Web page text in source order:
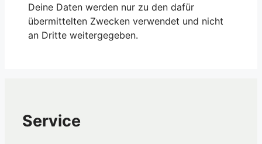
Deine Daten werden nur zu den dafür
übermittelten Zwecken verwendet und nicht
an Dritte weitergegeben.
Service